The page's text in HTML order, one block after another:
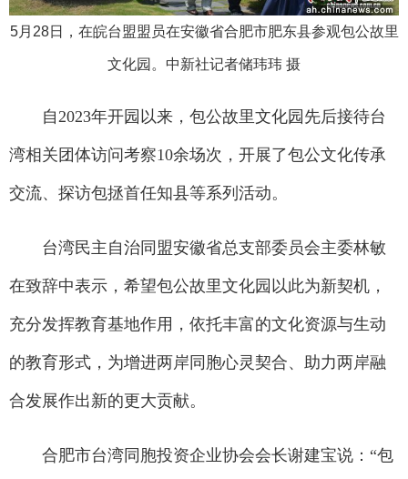
5月28日，在皖台盟盟员在安徽省合肥市肥东县参观包公故里
文化园。中新社记者储玮玮 摄
自2023年开园以来，包公故里文化园先后接待台
湾相关团体访问考察10余场次，开展了包公文化传承
交流、探访包拯首任知县等系列活动。
台湾民主自治同盟安徽省总支部委员会主委林敏
在致辞中表示，希望包公故里文化园以此为新契机，
充分发挥教育基地作用，依托丰富的文化资源与生动
的教育形式，为增进两岸同胞心灵契合、助力两岸融
合发展作出新的更大贡献。
合肥市台湾同胞投资企业协会会长谢建宝说：“包